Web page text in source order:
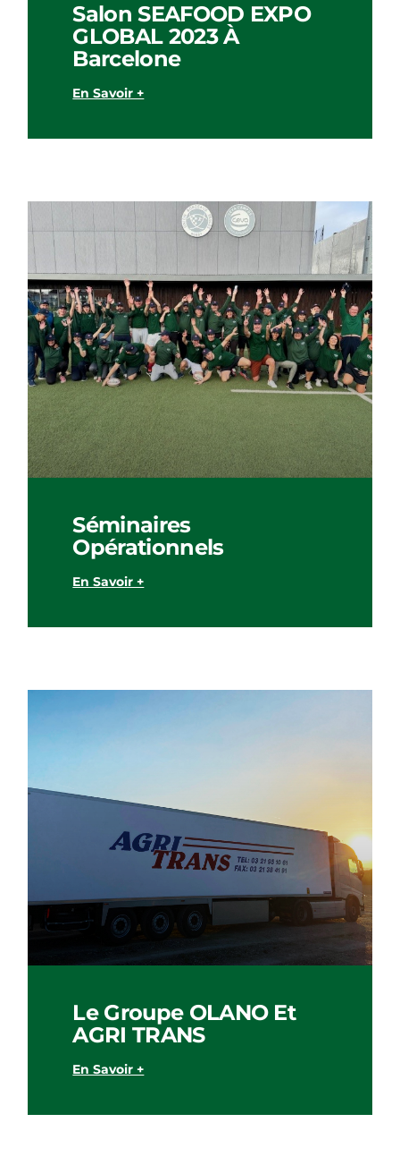
Salon SEAFOOD EXPO
GLOBAL 2023 À
Barcelone
En Savoir +
Séminaires
Opérationnels
En Savoir +
Le Groupe OLANO Et
AGRI TRANS
En Savoir +